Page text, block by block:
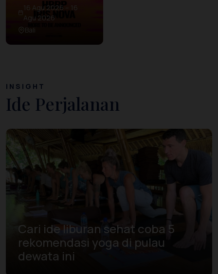
16 Agu 2026 – 16
Agu 2026
Bali
INSIGHT
Ide Perjalanan
Cari ide liburan sehat coba 5
rekomendasi yoga di pulau
dewata ini